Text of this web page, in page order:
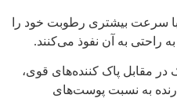
با سرعت بیشتری رطوبت خود را
‌راحتی به آن نفوذ می‌کنند.
مقابل پاک‌ کننده‌های قوی،
به نسبت پوست‌های